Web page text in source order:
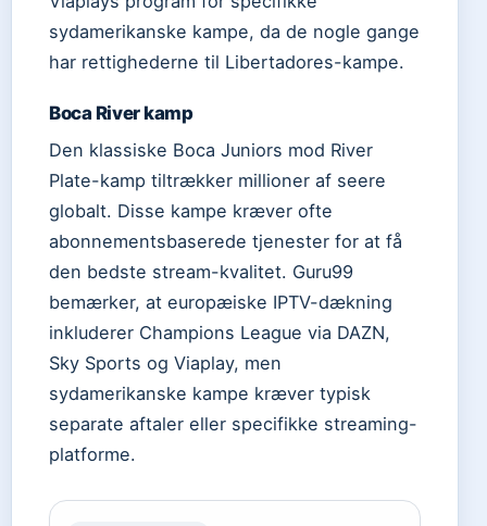
sydamerikanske kampe, da de nogle gange
har rettighederne til Libertadores-kampe.
Boca River kamp
Den klassiske Boca Juniors mod River
Plate-kamp tiltrækker millioner af seere
globalt. Disse kampe kræver ofte
abonnementsbaserede tjenester for at få
den bedste stream-kvalitet. Guru99
bemærker, at europæiske IPTV-dækning
inkluderer Champions League via DAZN,
Sky Sports og Viaplay, men
sydamerikanske kampe kræver typisk
separate aftaler eller specifikke streaming-
platforme.